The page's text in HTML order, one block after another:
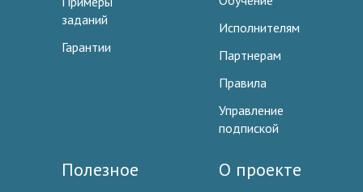
заданий
Гарантии
Исполнителям
Партнерам
Правила
Управление
подпиской
Полезное О проекте